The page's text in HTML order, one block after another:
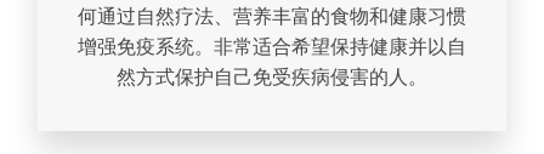
何通过自然疗法、营养丰富的食物和健康习惯
增强免疫系统。非常适合希望保持健康并以自
然方式保护自己免受疾病侵害的人。